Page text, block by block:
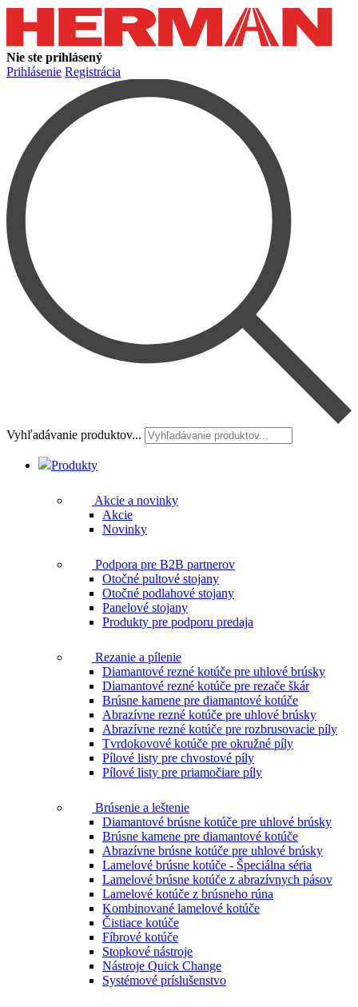
Nie ste prihlásený
Prihlásenie Registrácia
Vyhľadávanie produktov...
Produkty
Akcie a novinky
Akcie
Novinky
Podpora pre B2B partnerov
Otočné pultové stojany
Otočné podlahové stojany
Panelové stojany
Produkty pre podporu predaja
Rezanie a pílenie
Diamantové rezné kotúče pre uhlové brúsky
Diamantové rezné kotúče pre rezače škár
Brúsne kamene pre diamantové kotúče
Abrazívne rezné kotúče pre uhlové brúsky
Abrazívne rezné kotúče pre rozbrusovacie píly
Tvrdokovové kotúče pre okružné píly
Pílové listy pre chvostové píly
Pílové listy pre priamočiare píly
Brúsenie a leštenie
Diamantové brúsne kotúče pre uhlové brúsky
Brúsne kamene pre diamantové kotúče
Abrazívne brúsne kotúče pre uhlové brúsky
Lamelové brúsne kotúče - Špeciálna séria
Lamelové brúsne kotúče z abrazívnych pásov
Lamelové kotúče z brúsneho rúna
Kombinované lamelové kotúče
Čistiace kotúče
Fíbrové kotúče
Stopkové nástroje
Nástroje Quick Change
Systémové príslušenstvo